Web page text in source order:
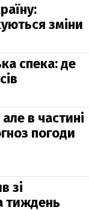
зміни
спека: де
в частині
погоди
зі
тиждень